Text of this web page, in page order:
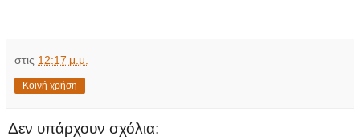
στις 12:17 μ.μ.
Κοινή χρήση
Δεν υπάρχουν σχόλια: